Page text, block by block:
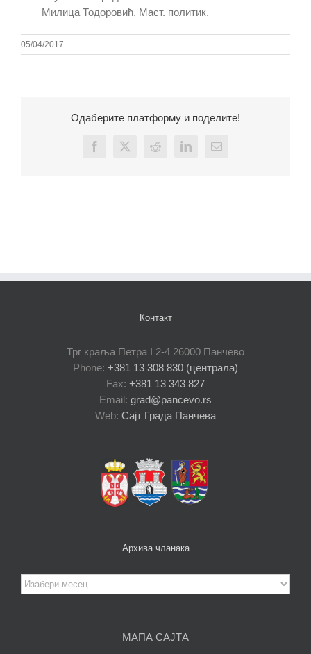
Милица Тодоровић, Маст. политик.
05/04/2017
Одаберите платформу и поделите!
Facebook
X Reddit LinkedInEmail
Контакт
Трг краља Петра I 2-4 26000 Панчево
Phone: +381 13 308 830 (централа)
Fax: +381 13 343 827
Email: grad@pancevo.rs
Web: Сајт Града Панчева
Архива чланака
Архива
чланака
МАПА САЈТА